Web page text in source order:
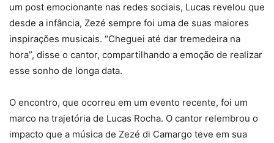
um post emocionante nas redes sociais, Lucas revelou que
desde a infância, Zezé sempre foi uma de suas maiores
inspirações musicais. “Cheguei até dar tremedeira na
hora”, disse o cantor, compartilhando a emoção de realizar
esse sonho de longa data.
O encontro, que ocorreu em um evento recente, foi um
marco na trajetória de Lucas Rocha. O cantor relembrou o
impacto que a música de Zezé di Camargo teve em sua